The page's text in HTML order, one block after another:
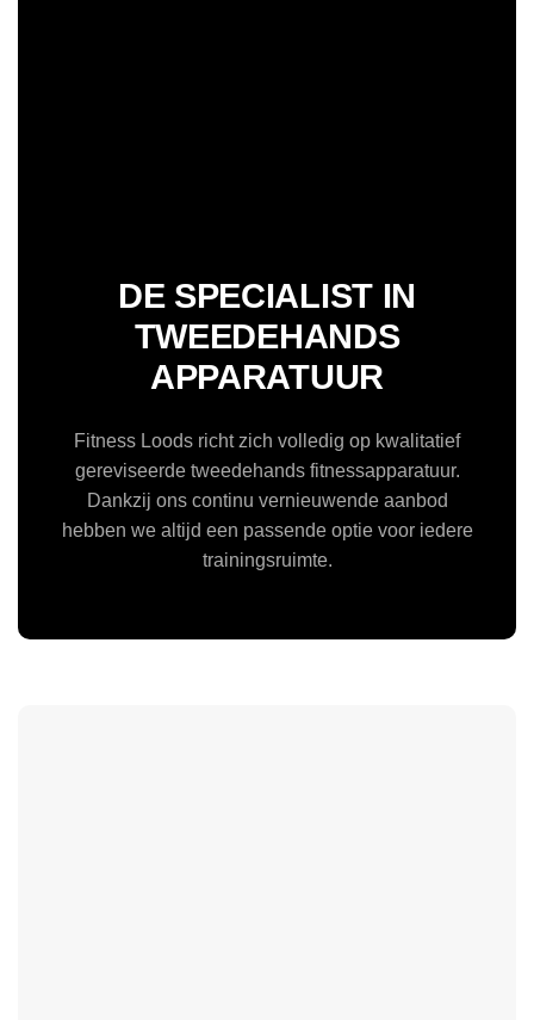
DE SPECIALIST IN
TWEEDEHANDS
APPARATUUR
Fitness Loods richt zich volledig op kwalitatief
gereviseerde tweedehands fitnessapparatuur.
Dankzij ons continu vernieuwende aanbod
hebben we altijd een passende optie voor iedere
trainingsruimte.